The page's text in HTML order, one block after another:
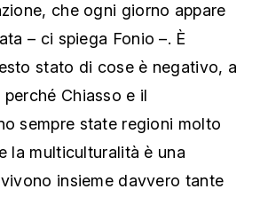
che ogni giorno appare
– ci spiega Fonio –. È
stato di cose è negativo, a
Chiasso e il
sempre state regioni molto
la multiculturalità è una
insieme davvero tante